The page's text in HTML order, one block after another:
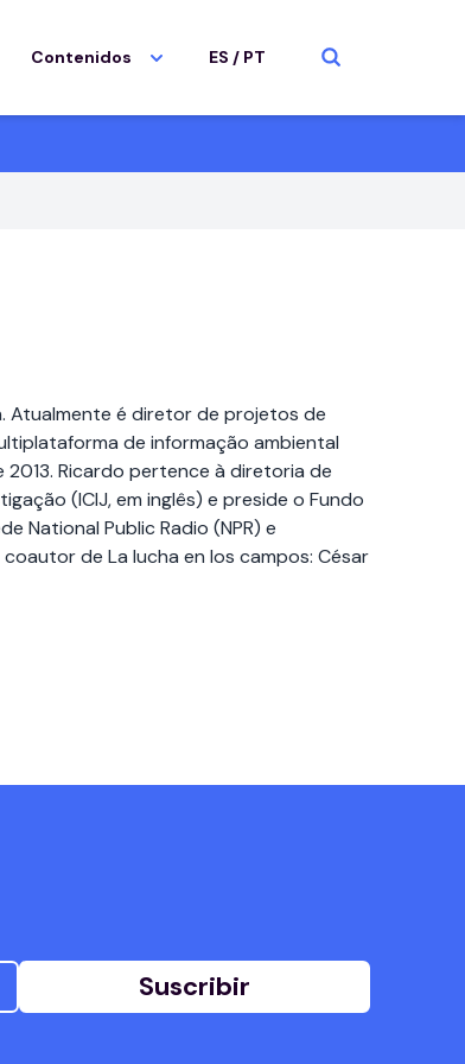
Contenidos ES / PT
Atualmente é diretor de projetos de
de informação ambiental
2013. Ricardo pertence à diretoria de
(ICIJ, em inglês) e preside o Fundo
National Public Radio (NPR) e
de La lucha en los campos: César
Suscribir